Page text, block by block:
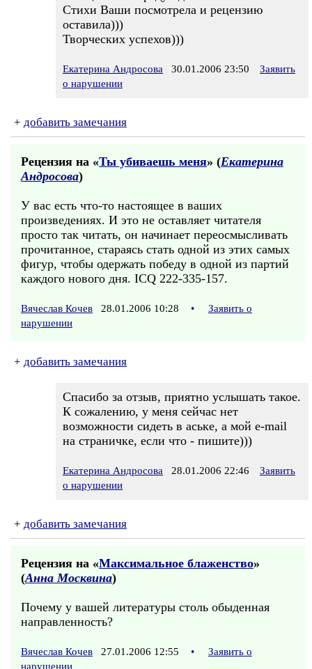
Стихи Ваши посмотрела и рецензию
оставила)))
Творческих успехов)))
Екатерина Андросова 30.01.2006 23:50
Заявить
о нарушении
+ добавить замечания
Рецензия на «Ты убиваешь меня» (Екатерина
Андросова)
У вас есть что-то настоящее в ваших
произведениях. И это не оставляет читателя
просто так читать, он начинает переосмысливать
прочитанное, стараясь стать одной из этих самых
фигур, чтобы одержать победу в одной из партий
каждого нового дня. ICQ 222-335-157.
Вячеслав Кочев 28.01.2006 10:28 •
Заявить о
нарушении
+ добавить замечания
Спасибо за отзыв, приятно услышать такое.
К сожалению, у меня сейчас нет
возможности сидеть в аське, а мой e-mail
на страничке, если что - пишите)))
Екатерина Андросова 28.01.2006 22:46
Заявить
о нарушении
+ добавить замечания
Рецензия на «Максимальное блаженство»
(Анна Москвина)
Почему у вашей литературы столь обыденная
направленность?
Вячеслав Кочев 27.01.2006 12:55 •
Заявить о
нарушении